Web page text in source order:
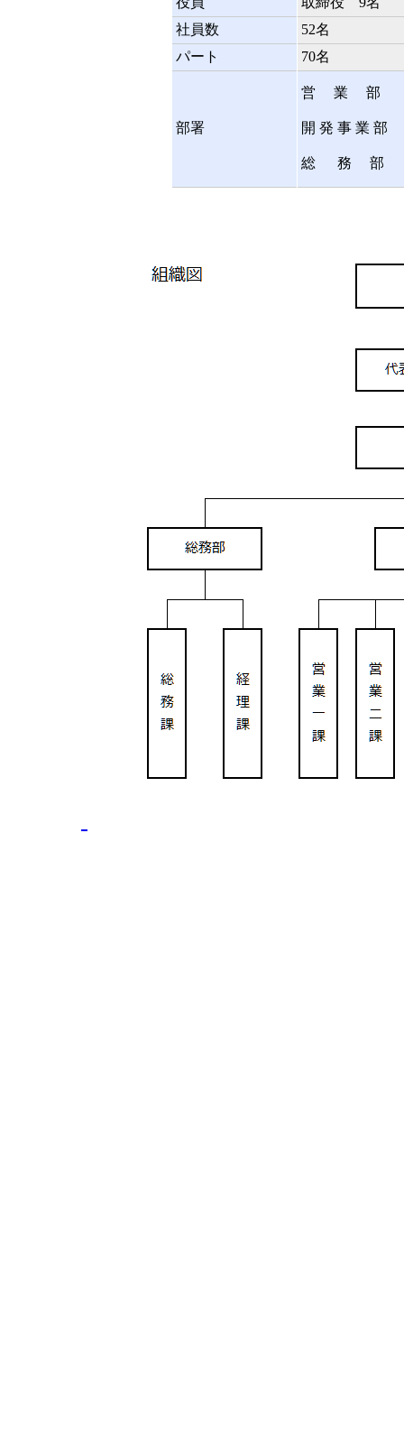
社員数
52名
パート
70名
部署
営 業 部
開 発 事 業 部
総 務 部